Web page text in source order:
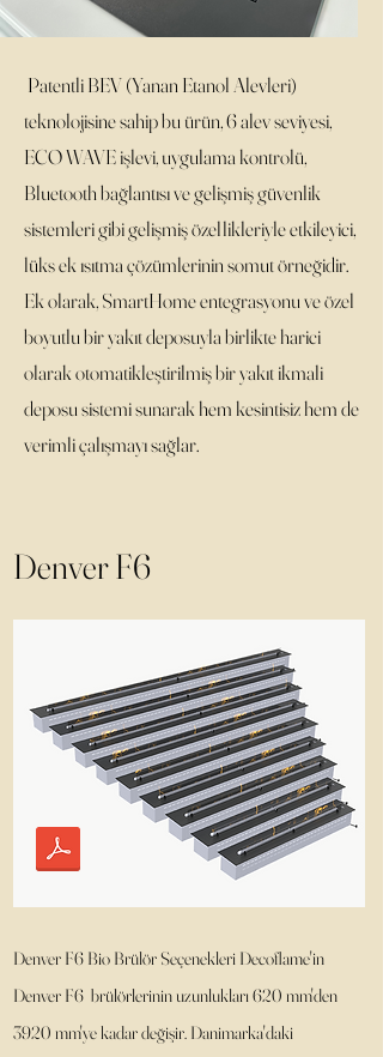
Denver F6
Denver F6 Bio Brülör Seçenekleri Decoflame'in
Denver F6 brülörlerinin uzunlukları 620 mm'den
3920 mm'ye kadar değişir. Danimarka'daki
Patentli BEV (Yanan Etanol Alevleri)
teknolojisine sahip bu ürün, 6 alev seviyesi,
ECO WAVE işlevi, uygulama kontrolü,
Bluetooth bağlantısı ve gelişmiş güvenlik
sistemleri gibi gelişmiş özellikleriyle etkileyici,
lüks ek ısıtma çözümlerinin somut örneğidir.
Ek olarak, SmartHome entegrasyonu ve özel
boyutlu bir yakıt deposuyla birlikte harici
olarak otomatikleştirilmiş bir yakıt ikmali
deposu sistemi sunarak hem kesintisiz hem de
verimli çalışmayı sağlar.